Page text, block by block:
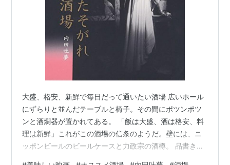
大盛、格安、新鮮で毎日だって通いたい酒場 広いホール
にずらりと並んだテーブルと椅子。その間にポツンポツ
ンと酒燗器が置かれてある。 「飯は大盛、酒は格安、料
理は新鮮」これがこの酒場の信条のようだ。壁には、ニ
ッポンビールのビールケースと力政宗の酒樽。 品書き